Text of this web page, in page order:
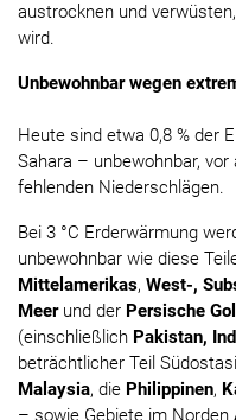
austrocknen und
wird.
Unbewohnbar wegen
Heute sind etwa 0,8 % der
Sahara – unbewohnbar,
fehlenden Niederschlägen.
Bei 3 °C Erderwärmung
unbewohnbar wie diese
Mittelamerikas, West-,
Meerund der Persische
(einschließlich Pakistan,
beträchtlicher Teil
Malaysia, die Philippinen,